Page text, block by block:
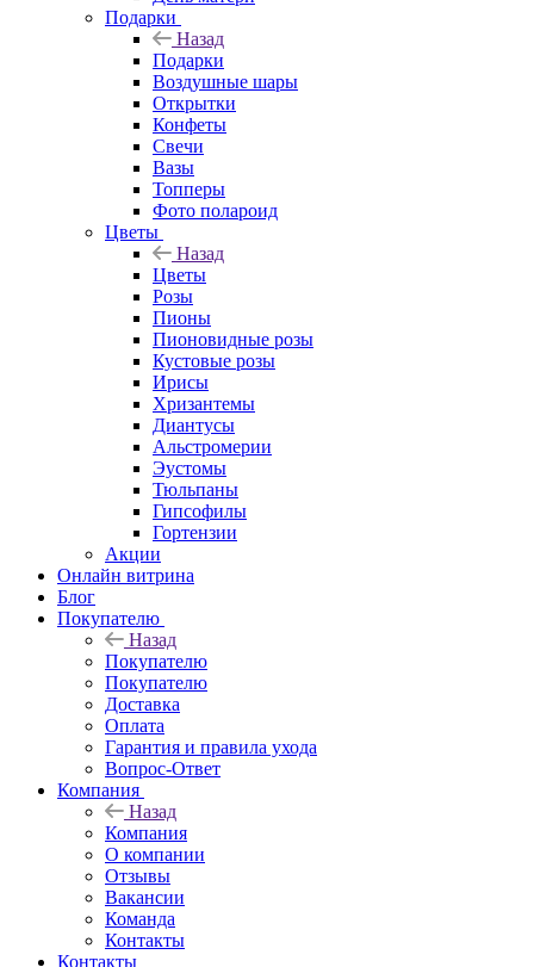
Подарки
Назад
Подарки
Воздушные шары
Открытки
Конфеты
Свечи
Вазы
Топперы
Фото полароид
Цветы
Назад
Цветы
Розы
Пионы
Пионовидные розы
Кустовые розы
Ирисы
Хризантемы
Диантусы
Альстромерии
Эустомы
Тюльпаны
Гипсофилы
Гортензии
Акции
Онлайн витрина
Блог
Покупателю
Назад
Покупателю
Покупателю
Доставка
Оплата
Гарантия и правила ухода
Вопрос-Ответ
Компания
Назад
Компания
О компании
Отзывы
Вакансии
Команда
Контакты
Контакты